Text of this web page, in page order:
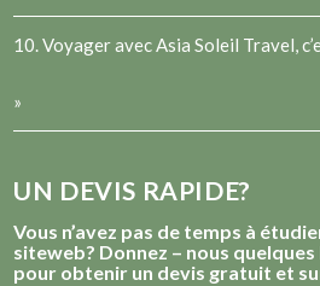
10. Voyager avec Asia Soleil Travel,
»
UN DEVIS RAPIDE?
Vous n’avez pas de temps à
siteweb? Donnez – nous
pour obtenir un devis gratuit et